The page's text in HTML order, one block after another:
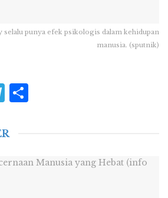
selalu punya efek psikologis dalam kehidupan
manusia. (sputnik)
Telegram